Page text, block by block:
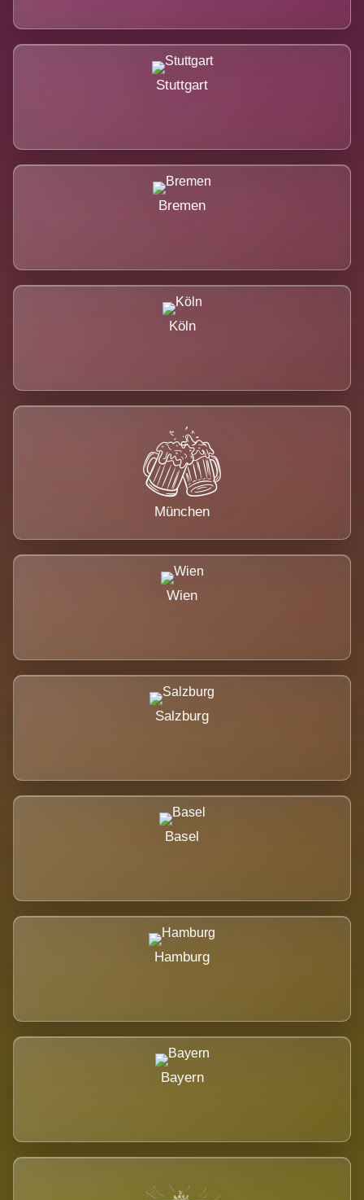
Stuttgart
Bremen
Köln
München
Wien
Salzburg
Basel
Hamburg
Bayern